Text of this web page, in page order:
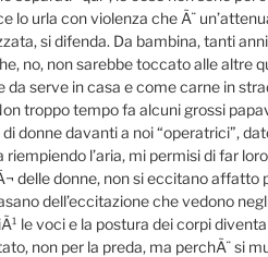
lo urla con violenza che Ã¨
si difenda. Da bambina, tanti
no, non sarebbe toccato alle altre
serve in casa e come carne in
troppo tempo fa alcuni grossi
donne davanti a noi “operatrici”,
l’aria, mi permisi di far
delle donne, non si eccitano affatto
dell’eccitazione che vedono
le voci e la postura dei corpi
non per la preda, ma perchÃ¨ si